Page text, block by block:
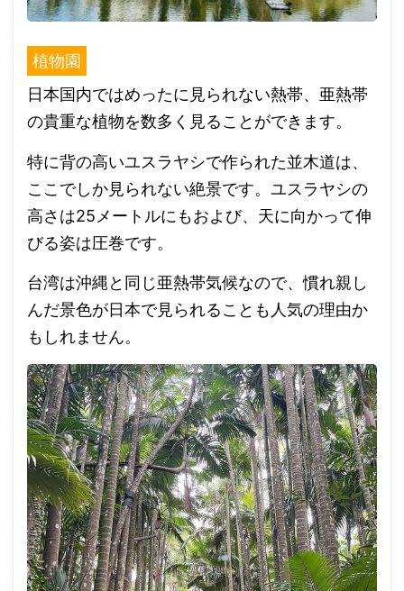
植物園
日本国内ではめったに見られない熱帯、亜熱帯
の貴重な植物を数多く見ることができます。
特に背の高いユスラヤシで作られた並木道は、
ここでしか見られない絶景です。ユスラヤシの
高さは25メートルにもおよび、天に向かって伸
びる姿は圧巻です。
台湾は沖縄と同じ亜熱帯気候なので、慣れ親し
んだ景色が日本で見られることも人気の理由か
もしれません。